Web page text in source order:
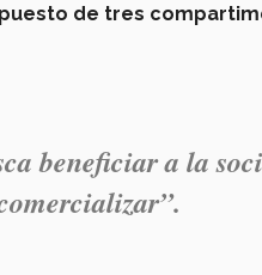
de tres
beneficiar a la